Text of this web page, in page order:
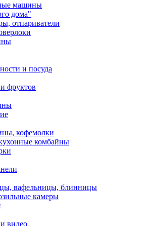
машины
дома"
отпариватели
и посуда
фруктов
кофемолки
комбайны
вафельницы, блинницы
камеры
видео